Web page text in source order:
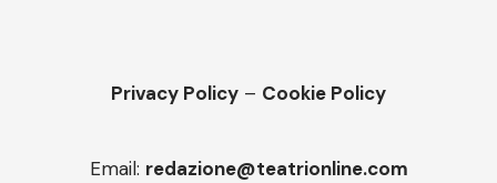
Privacy Policy – Cookie Policy
Email: redazione@teatrionline.com